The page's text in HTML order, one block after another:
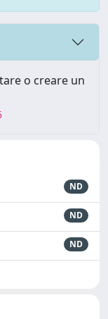
o creare un
ND
ND
ND